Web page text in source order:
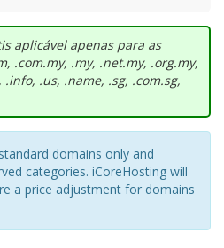
aplicável apenas para as
.com.my, .my, .net.my, .org.my,
.us, .name, .sg, .com.sg,
domains only and
categories. iCoreHosting will
a price adjustment for domains